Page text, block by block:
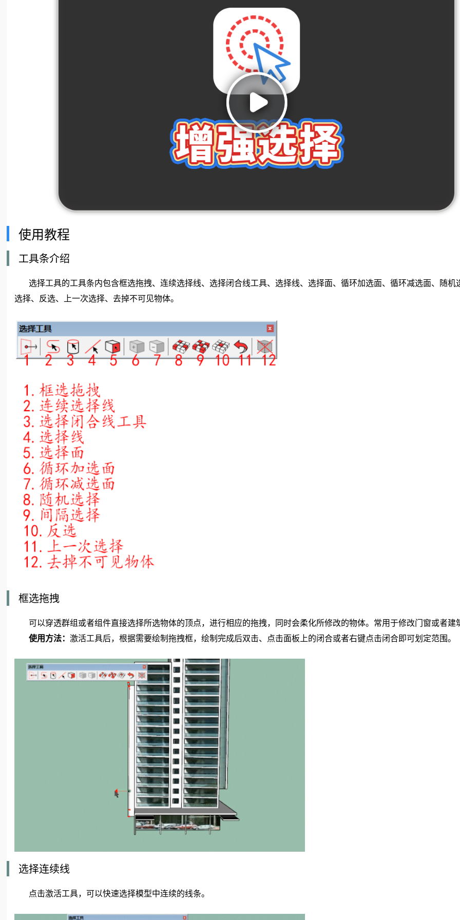
使用教程
工具条介绍
选择工具的工具条内包含框选拖拽、连续选择线、选择闭合线工具、选择线、选择面、循环加选面、循环减选面、随机
选择、反选、上一次选择、去掉不可见物体。
框选拖拽
可以穿透群组或者组件直接选择所选物体的顶点，进行相应的拖拽，同时会柔化所修改的物体。常用于修改门窗或者建
使用方法：激活工具后，根据需要绘制拖拽框，绘制完成后双击、点击面板上的闭合或者右键点击闭合即可划定范围。
选择连续线
点击激活工具，可以快速选择模型中连续的线条。